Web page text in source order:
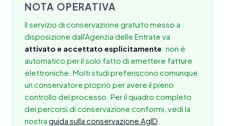
NOTA OPERATIVA
Il servizio di conservazione gratuito messo a
disposizione dall'Agenzia delle Entrate va
attivato e accettato esplicitamente: non è
automatico per il solo fatto di emettere fatture
elettroniche. Molti studi preferiscono comunque
un conservatore proprio per avere il pieno
controllo del processo. Per il quadro completo
dei percorsi di conservazione conformi, vedi la
nostra guida sulla conservazione AgID